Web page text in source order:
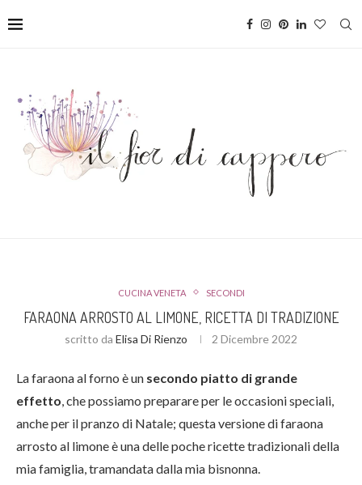
CUCINA VENETA SECONDI
FARAONA ARROSTO AL LIMONE, RICETTA DI TRADIZIONE
scritto da Elisa Di Rienzo 2 Dicembre 2022
La faraona al forno è un secondo piatto di grande
effetto , che possiamo preparare per le occasioni speciali,
anche per il pranzo di Natale; questa versione di faraona
arrosto al limone è una delle poche ricette tradizionali della
mia famiglia, tramandata dalla mia bisnonna.